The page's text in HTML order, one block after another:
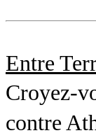
Entre
Croyez-
contre